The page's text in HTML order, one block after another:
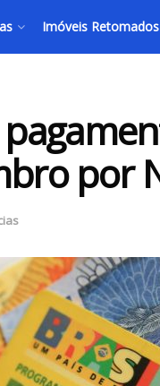
Imóveis Retomados
por